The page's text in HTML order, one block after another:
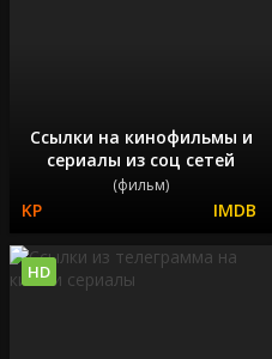
Ссылки на кинофильмы и
сериалы из соц сетей
(фильм)
HD